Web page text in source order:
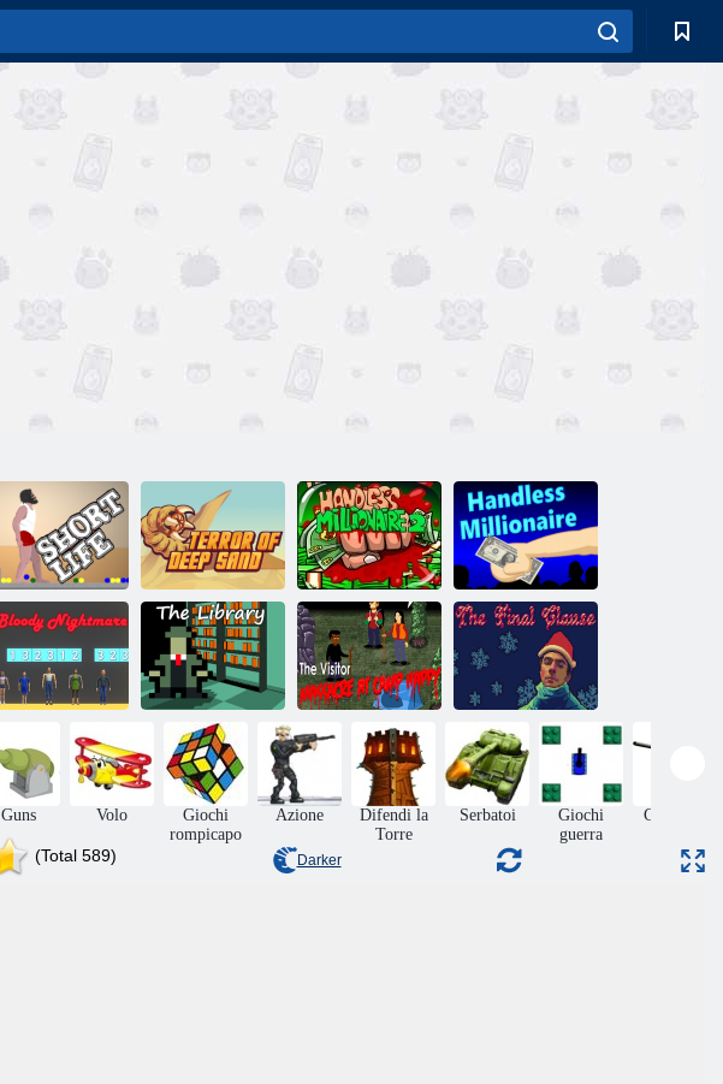
Vita breve
Terrore di sabbia
profonda
Millionaire
senza mano 2
Millionaire
senza mani
Incubo
sanguinario
La Biblioteca
Il Visitatore:
Massacro a
Camp Happy
La clausola
finale
Guns Volo
Giochi
rompicapo
Azione
Difendi la
Torre
Serbatoi
Giochi
guerra
Cecchino
(Total 589) Darker